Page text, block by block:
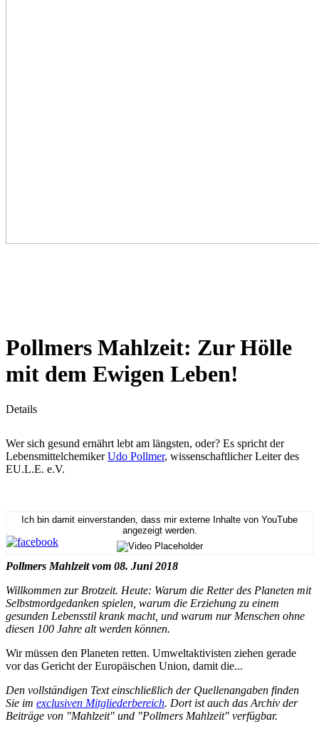
Pollmers Mahlzeit: Zur Hölle
mit dem Ewigen Leben!
Details
Wer sich gesund ernährt lebt am längsten, oder? Es spricht der
LebensmittelchemikerUdo Pollmer, wissenschaftlicher Leiter des
EU.L.E. e.V.
Ich bin damit einverstanden, dass mir externe Inhalte von YouTube
angezeigt werden.
Pollmers Mahlzeit vom 08. Juni 2018
Willkommen zur Brotzeit. Heute: Warum die Retter des Planeten mit
Selbstmordgedanken spielen, warum die Erziehung zu einem
gesunden Lebensstil krank macht, und warum nur Menschen ohne
diesen 100 Jahre alt werden können.
Wir müssen den Planeten retten. Umweltaktivisten ziehen gerade
vor das Gericht der Europäischen Union, damit die...
Den vollständigen Text einschließlich der Quellenangaben finden
Sie im exclusiven Mitgliederbereich. Dort ist auch das Archiv der
Beiträge von "Mahlzeit" und "Pollmers Mahlzeit" verfügbar.